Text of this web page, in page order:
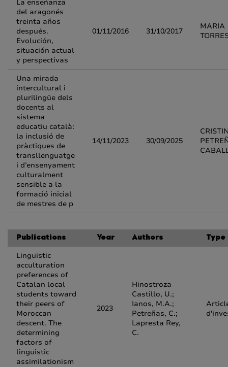
La enseñanza
del aragonés
treinta años
después.
Evolución,
situación actual
y perspectivas
01/11/2016 31/10/2017
MARIA
Una mirada
intercultural i
plurilingüe dels
docents al
sistema
educatiu català:
la inclusió de
pràctiques de
transllenguatge
i d’ensenyament
culturalment
sensible a la
formació inicial
de mestres de p
14/11/2023 30/09/2025
Publications Year Authors Type
Linguistic
acculturation
preferences of
Catalan local
students toward
their peers of
Moroccan
descent. The
determining
factors of
linguistic
assimilationism
2023
Hinostroza
Castillo, U.;
Ianos, M.A.;
Petreñas, C.;
Lapresta Rey,
C.